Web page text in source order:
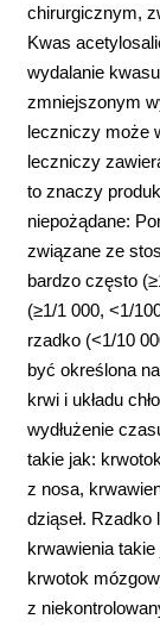
chirurgicznym,
Kwas
wydalanie
zmniejszonym
leczniczy może
leczniczy
to znaczy
niepożądane:
związane ze
bardzo często
(≥1/1 000, <1/
rzadko (<1/10
być określona
krwi i układu
wydłużenie
takie jak:
z nosa,
dziąseł.
krwawienia
krwotok
z